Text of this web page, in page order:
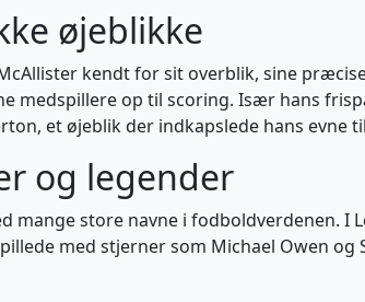
øjeblikke
kendt for sit overblik, sine
medspillere op til scoring. Især hans
et øjeblik der indkapslede hans evne
og legender
mange store navne i fodboldverdenen. I
med stjerner som Michael Owen